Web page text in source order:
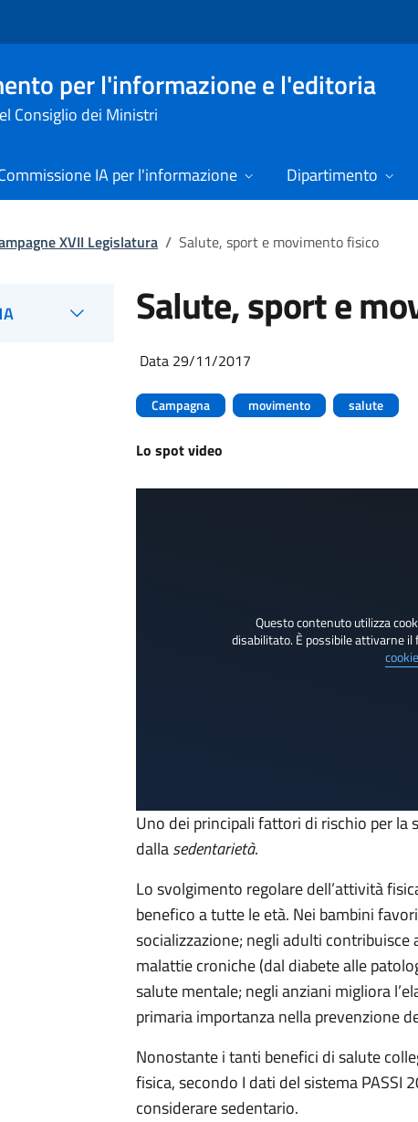
per l'informazione e l'editoria
Consiglio dei Ministri
IA per l'informazione Dipartimento
XVII Legislatura / Salute, sport e movimento fisico
Salute, sport e
Data 29/11/2017
Campagna movimento salute
Lo spot video
Questo contenuto utilizza
disabilitato. È possibile attivarne
cookie
Uno dei principali fattori di rischio per
dallasedentarietà.
Lo svolgimento regolare dell’attività
benefico a tutte le età. Nei bambini
socializzazione; negli adulti contribuisce
malattie croniche (dal diabete alle
salute mentale; negli anziani migliora
primaria importanza nella prevenzione
Nonostante i tanti benefici di salute
fisica, secondo I dati del sistema PASSI
considerare sedentario.